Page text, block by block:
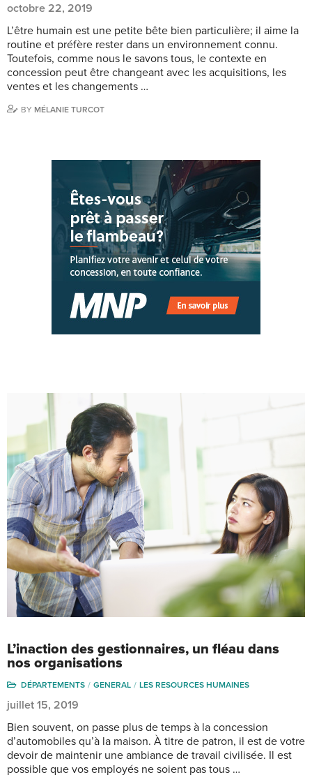
octobre 22, 2019
L’être humain est une petite bête bien particulière; il aime la
routine et préfère rester dans un environnement connu.
Toutefois, comme nous le savons tous, le contexte en
concession peut être changeant avec les acquisitions, les
ventes et les changements …
BY MÉLANIE TURCOT
L’inaction des gestionnaires, un fléau dans
nos organisations
DÉPARTEMENTS GENERAL LES RESOURCES HUMAINES
juillet 15, 2019
Bien souvent, on passe plus de temps à la concession
d’automobiles qu’à la maison. À titre de patron, il est de votre
devoir de maintenir une ambiance de travail civilisée. Il est
possible que vos employés ne soient pas tous …